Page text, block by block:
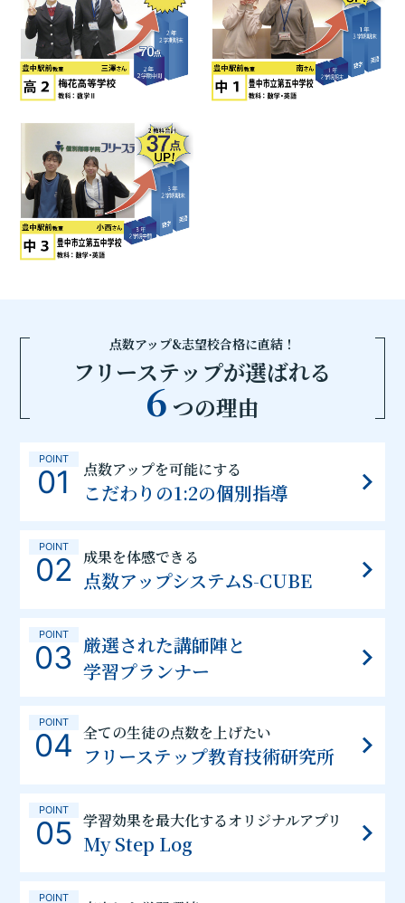
点数アップ&志望校合格に直結！
フリーステップが選ばれる
6 つの理由
POINT
01 点数アップを可能にする
こだわりの1:2の個別指導
POINT
02 成果を体感できる
点数アップシステムS-CUBE
POINT
03 厳選された講師陣と
学習プランナー
POINT
04 全ての生徒の点数を上げたい
フリーステップ教育技術研究所
POINT
05 学習効果を最大化するオリジナルアプリ
My Step Log
POINT